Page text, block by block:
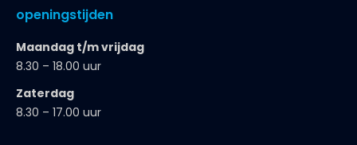
openingstijden
Maandag t/m vrijdag
8.30 – 18.00 uur
Zaterdag
8.30 – 17.00 uur